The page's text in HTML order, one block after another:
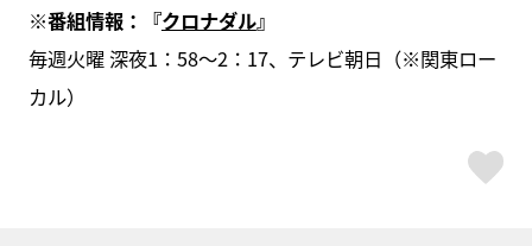
※番組情報：『クロナダル』
毎週火曜 深夜1：58〜2：17、テレビ朝日（※関東ロー
カル）